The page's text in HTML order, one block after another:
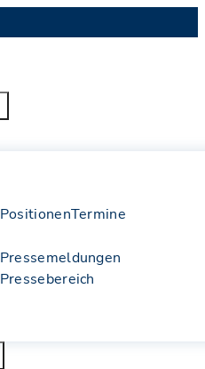
PositionenTermine
Pressemeldungen
Pressebereich